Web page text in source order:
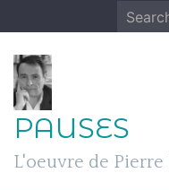
to
content
Search
for:
PAUSES
L'oeuvre de